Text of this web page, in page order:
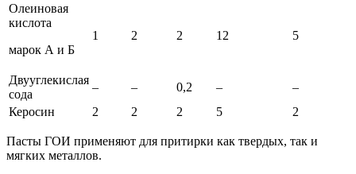
Олеиновая
кислота
марок А и Б
1 2 2 12 5
Двууглекислая
сода
– – 0,2 –
–
Керосин
2 2 2 5 2
Пасты ГОИ применяют для притирки как твердых, так и
мягких металлов.